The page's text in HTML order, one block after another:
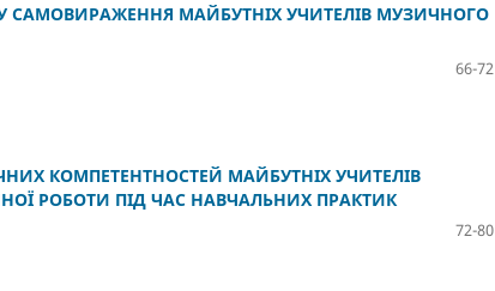
САМОВИРАЖЕННЯ МАЙБУТНІХ УЧИТЕЛІВ МУЗИЧНОГО
66-72
КОМПЕТЕНТНОСТЕЙ МАЙБУТНІХ УЧИТЕЛІВ
РОБОТИ ПІД ЧАС НАВЧАЛЬНИХ ПРАКТИК
72-80